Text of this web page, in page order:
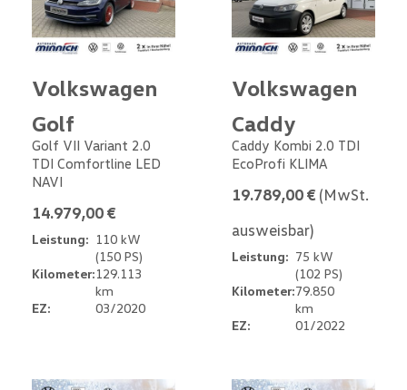
Volkswagen
Golf
Golf VII Variant 2.0
TDI Comfortline LED
NAVI
14.979,00 €
Leistung: 110 kW
(150 PS)
Kilometer:129.113
km
EZ:
03/2020
Volkswagen
Caddy
Caddy Kombi 2.0 TDI
EcoProfi KLIMA
19.789,00 € (MwSt.
ausweisbar)
Leistung: 75 kW
(102 PS)
Kilometer:79.850
km
EZ:
01/2022